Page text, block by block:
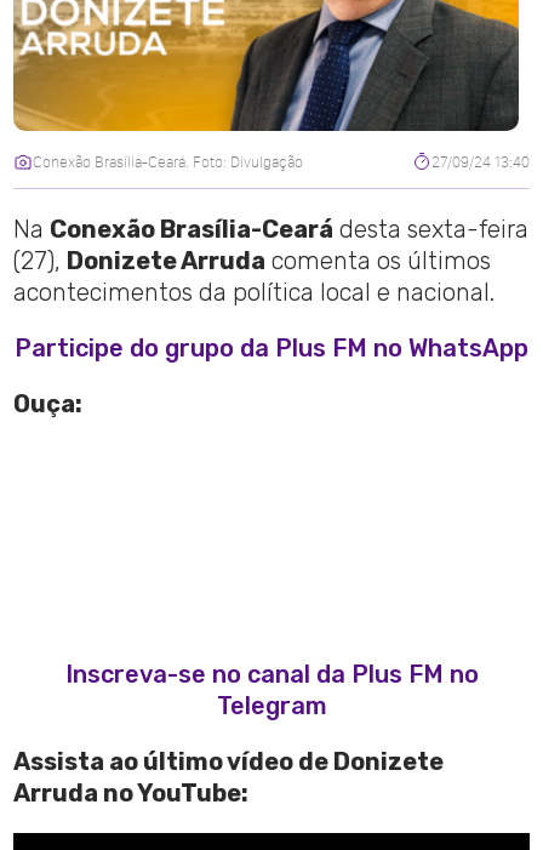
Conexão Brasília-Ceará. Foto: Divulgação 27/09/24 13:40
Na Conexão Brasília-Ceará desta sexta-feira
(27), Donizete Arruda comenta os últimos
acontecimentos da política local e nacional.
Participe do grupo da Plus FM no WhatsApp
Ouça:
Inscreva-se no canal da Plus FM no
Telegram
Assista ao último vídeo de Donizete
Arruda no YouTube: